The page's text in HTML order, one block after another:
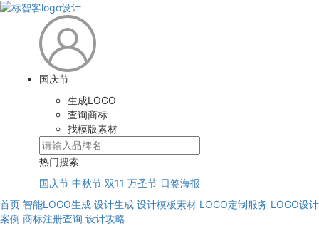
国庆节
生成LOGO
查询商标
找模版素材
热门搜索
国庆节 中秋节 双11 万圣节 日签海报
首页 智能LOGO生成 设计生成 设计模板素材 LOGO定制服务 LOGO设计
案例 商标注册查询 设计攻略